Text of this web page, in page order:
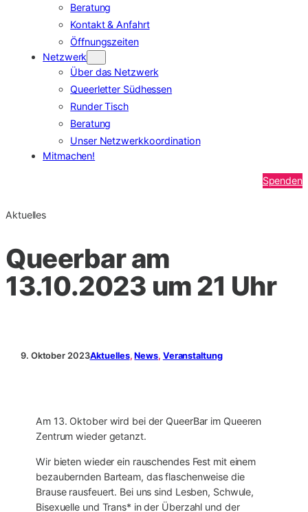
Beratung
Kontakt & Anfahrt
Öffnungszeiten
Netzwerk
Über das Netzwerk
Queerletter Südhessen
Runder Tisch
Beratung
Unser Netzwerkkoordination
Mitmachen!
Spenden
Aktuelles
Queerbar am
13.10.2023 um 21 Uhr
9. Oktober 2023Aktuelles, News, Veranstaltung
Am 13. Oktober wird bei der QueerBar im Queeren
Zentrum wieder getanzt.
Wir bieten wieder ein rauschendes Fest mit einem
bezaubernden Barteam, das flaschenweise die
Brause rausfeuert. Bei uns sind Lesben, Schwule,
Bisexuelle und Trans* in der Überzahl und der